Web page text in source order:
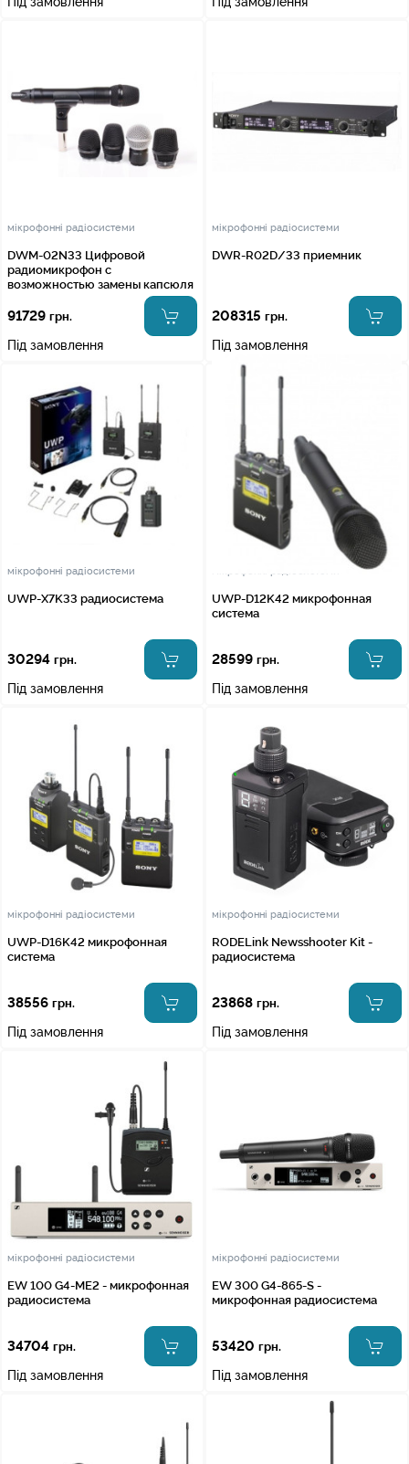
мікрофонні радіосистеми
DWM-02N33 Цифровой
радиомикрофон с
возможностью замены капсюля
91729 грн.
Під замовлення
мікрофонні радіосистеми
DWR-R02D/33 приемник
208315 грн.
Під замовлення
мікрофонні радіосистеми
UWP-X7K33 радиосистема
30294 грн.
Під замовлення
UWP-D12K42 микрофонная
система
28599 грн.
Під замовлення
мікрофонні радіосистеми
UWP-D16K42 микрофонная
система
38556 грн.
Під замовлення
мікрофонні радіосистеми
RODELink Newsshooter Kit -
радиосистема
23868 грн.
Під замовлення
мікрофонні радіосистеми
EW 100 G4-ME2 - микрофонная
радиосистема
34704 грн.
Під замовлення
мікрофонні радіосистеми
EW 300 G4-865-S -
микрофонная радиосистема
53420 грн.
Під замовлення